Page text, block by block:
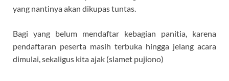
yang nantinya akan dikupas tuntas.
Bagi yang belum mendaftar kebagian panitia, karena
pendaftaran peserta masih terbuka hingga jelang acara
dimulai, sekaligus kita ajak (slamet pujiono)